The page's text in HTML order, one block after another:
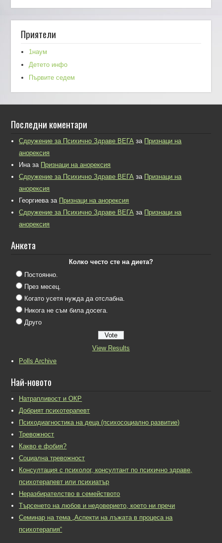
Приятели
1наум
Детето инфо
Първите седем
Последни коментари
Сдружение за Психично Здраве ВЕГА за Признаци на
анорексия
Иназа Признаци на анорексия
Сдружение за Психично Здраве ВЕГА за Признаци на
анорексия
Георгиеваза Признаци на анорексия
Сдружение за Психично Здраве ВЕГА за Признаци на
анорексия
Анкета
Колко често сте на диета?
Постоянно.
През месец.
Когато усетя нужда да отслабна.
Никога не съм била досега.
Друго
View Results
Polls Archive
Най-новото
Натрапливост и ОКР
Добрият психотерапевт
Психодиагностика на деца (психосоциално развитие)
Тревожност
Какво е фобия?
Социална тревожност
Консултация с психолог, консултант по психично здраве,
психотерапевт или психиатър
Неразбирателство в семейството
Търсенето на любов и недоверието, което ни пречи
Семинар на тема „Аспекти на лъжата в процеса на
психотерапия“